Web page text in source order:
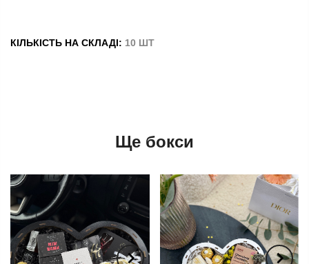
КІЛЬКІСТЬ НА СКЛАДІ: 10 ШТ
Ще бокси